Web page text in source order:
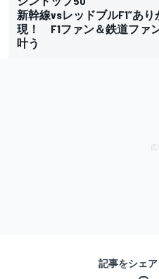
新幹線vsレッドブルF1”あ
現！ F1ファン＆鉄道ファ
叶う
記事をシェ